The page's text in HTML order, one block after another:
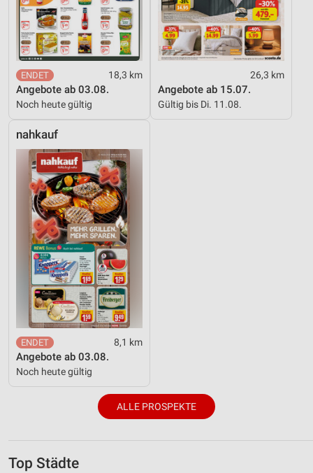
18,3 km
Angebote ab 03.08.
Noch heute gültig
26,3 km
Angebote ab 15.07.
Gültig bis Di. 11.08.
nahkauf
8,1 km
Angebote ab 03.08.
Noch heute gültig
ALLE PROSPEKTE
Top Städte